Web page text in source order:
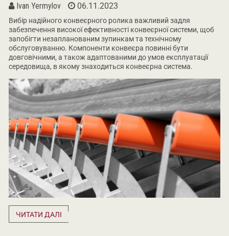
Ivan Yermylov 06.11.2023
Вибір надійного конвеєрного ролика важливий задля
забезпечення високої ефективності конвеєрної системи, щоб
запобігти незапланованим зупинкам та технічному
обслуговуванню. Компоненти конвеєра повинні бути
довговічними, а також адаптованими до умов експлуатації
середовища, в якому знаходиться конвеєрна система.
ЧИТАТИ ДАЛІ